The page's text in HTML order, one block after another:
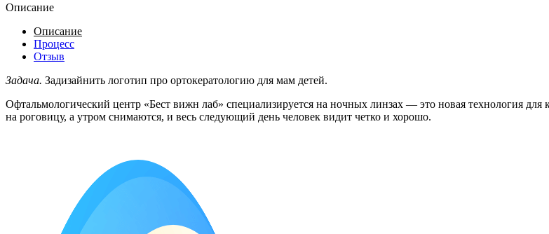
Описание
Описание
Процесс
Отзыв
Задача. Задизайнить логотип про ортокератологию для мам детей.
Офтальмологический центр «Бест вижн лаб» специализируется на ночных линзах — это новая технология
на роговицу, а утром снимаются, и весь следующий день человек видит четко и хорошо.